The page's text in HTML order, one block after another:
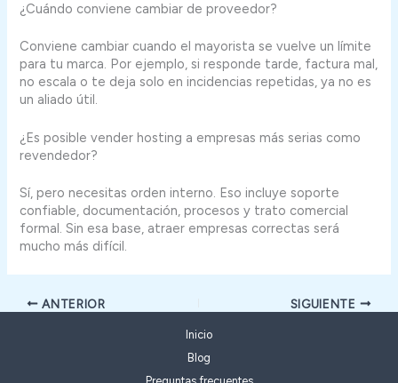
¿Cuándo conviene cambiar de proveedor?
Conviene cambiar cuando el mayorista se vuelve un límite
para tu marca. Por ejemplo, si responde tarde, factura mal,
no escala o te deja solo en incidencias repetidas, ya no es
un aliado útil.
¿Es posible vender hosting a empresas más serias como
revendedor?
Sí, pero necesitas orden interno. Eso incluye soporte
confiable, documentación, procesos y trato comercial
formal. Sin esa base, atraer empresas correctas será
mucho más difícil.
ANTERIOR SIGUIENTE
Inicio
Blog